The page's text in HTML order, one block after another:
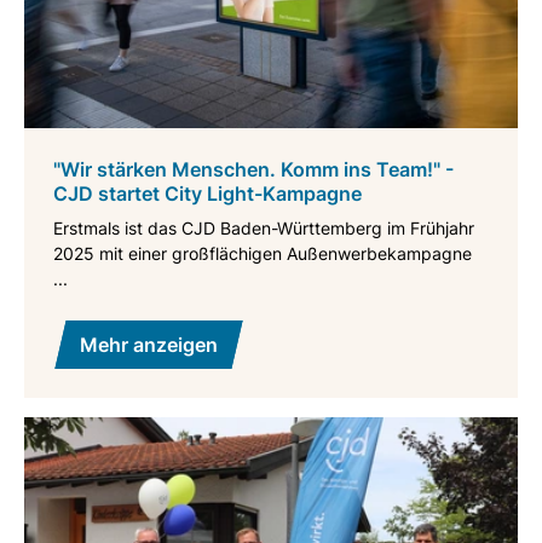
"Wir stärken Menschen. Komm ins Team!" -
CJD startet City Light-Kampagne
Erstmals ist das CJD Baden-Württemberg im Frühjahr
2025 mit einer großflächigen Außenwerbekampagne
...
Mehr anzeigen